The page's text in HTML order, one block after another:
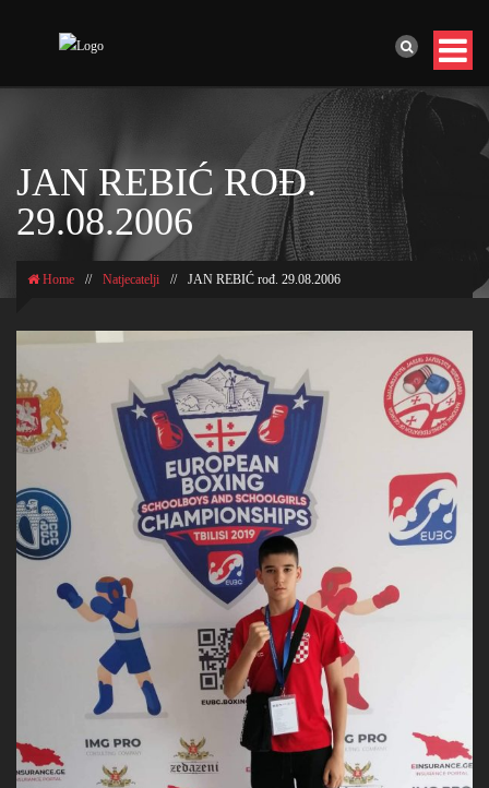
JAN REBIĆ ROĐ.
29.08.2006
Home // Natjecatelji // JAN REBIĆ rođ. 29.08.2006